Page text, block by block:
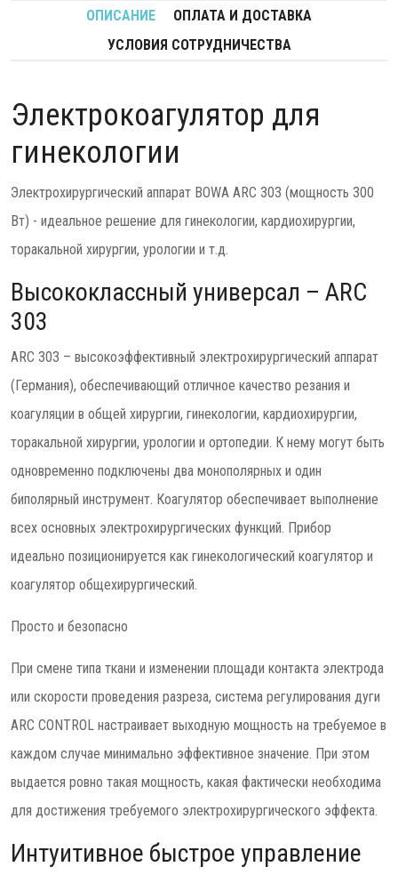
ОПИСАНИЕ
ОПЛАТА И ДОСТАВКА
УСЛОВИЯ СОТРУДНИЧЕСТВА
Электрокоагулятор для
гинекологии
Электрохирургический аппарат BOWA ARC 303 (мощность 300
Вт) - идеальное решение для гинекологии, кардиохирургии,
торакальной хирургии, урологии и т.д.
Высококлассный универсал – ARC
303
ARC 303 – высокоэффективный электрохирургический аппарат
(Германия), обеспечивающий отличное качество резания и
коагуляции в общей хирургии, гинекологии, кардиохирургии,
торакальной хирургии, урологии и ортопедии. К нему могут быть
одновременно подключены два монополярных и один
биполярный инструмент. Коагулятор обеспечивает выполнение
всех основных электрохирургических функций. Прибор
идеально позиционируется как гинекологический коагулятор и
коагулятор общехирургический.
Просто и безопасно
При смене типа ткани и изменении площади контакта электрода
или скорости проведения разреза, система регулирования дуги
ARC CONTROL настраивает выходную мощность на требуемое в
каждом случае минимально эффективное значение. При этом
выдается ровно такая мощность, какая фактически необходима
для достижения требуемого электрохирургического эффекта.
Интуитивное быстрое управление